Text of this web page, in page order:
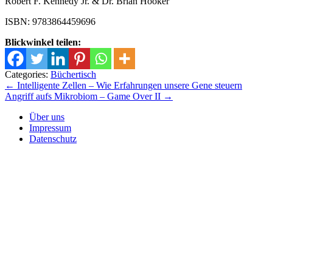
ISBN: 9783864459696
Blickwinkel teilen:
Categories: Büchertisch
Beitrags-
Navigation
← Intelligente Zellen – Wie Erfahrungen unsere Gene steuern
Angriff aufs Mikrobiom – Game Over II →
Über uns
Impressum
Datenschutz